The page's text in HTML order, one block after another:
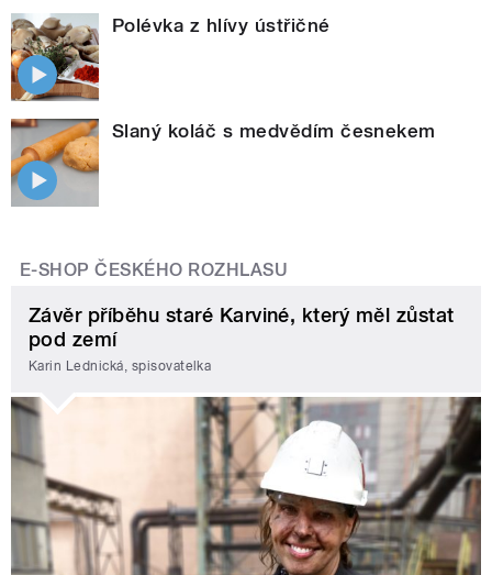
Polévka z hlívy ústřičné
Slaný koláč s medvědím česnekem
E-SHOP ČESKÉHO ROZHLASU
Závěr příběhu staré Karviné, který měl zůstat
pod zemí
Karin Lednická, spisovatelka